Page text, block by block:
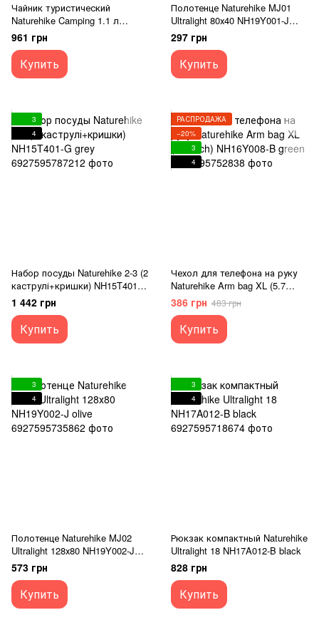
Чайник туристический
Naturehike Camping 1.1 л
NH17C020-H серый
961 грн
Купить
Полотенце Naturehike MJ01
Ultralight 80х40 NH19Y001-J
olive
297 грн
Купить
3
4
Набор посуды Naturehike 2-3 (2
каструлі+кришки) NH15T401-G
grey
1 442 грн
Купить
РАСПРОДАЖА
−20%
3
4
Чехол для телефона на руку
Naturehike Arm bag XL (5.7
inch) NH16Y008-B green
386 грн 483 грн
Купить
3
4
Полотенце Naturehike MJ02
Ultralight 128х80 NH19Y002-J
olive
573 грн
Купить
3
4
Рюкзак компактный Naturehike
Ultralight 18 NH17A012-B black
828 грн
Купить